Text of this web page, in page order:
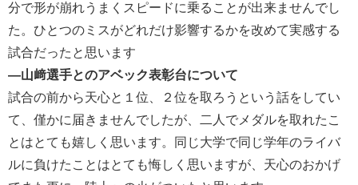
分で形が崩れうまくスピードに乗ることが出来ませんでし
た。ひとつのミスがどれだけ影響するかを改めて実感する
試合だったと思います
―山﨑選手とのアベック表彰台について
試合の前から天心と１位、２位を取ろうという話をしてい
て、僅かに届きませんでしたが、二人でメダルを取れたこ
とはとても嬉しく思います。同じ大学で同じ学年のライバ
ルに負けたことはとても悔しく思いますが、天心のおかげ